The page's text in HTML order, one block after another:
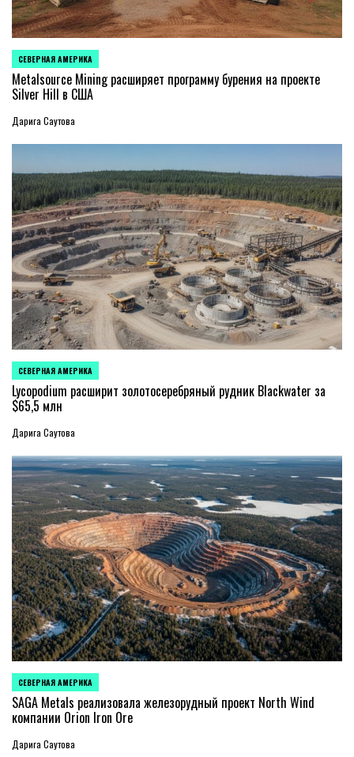
ОПУБЛИКОВАНО
В
СЕВЕРНАЯ АМЕРИКА
Metalsource Mining расширяет программу бурения на проекте
Silver Hill в США
Дарига Саутова
ОПУБЛИКОВАНО
В
СЕВЕРНАЯ АМЕРИКА
Lycopodium расширит золотосеребряный рудник Blackwater за
$65,5 млн
Дарига Саутова
ОПУБЛИКОВАНО
В
СЕВЕРНАЯ АМЕРИКА
SAGA Metals реализовала железорудный проект North Wind
компании Orion Iron Ore
Дарига Саутова